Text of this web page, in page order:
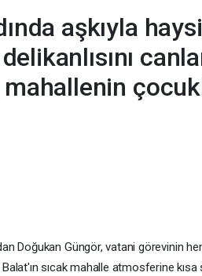
aşkıyla
Doğukan Güngör, vatani görevinin
sıcak mahalle atmosferine